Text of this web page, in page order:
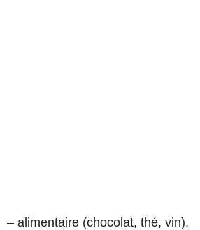
– alimentaire (chocolat, thé, vin),